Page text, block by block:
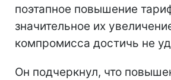
поэтапное повышение
значительное их
компромисса достичь не
Он подчеркнул, что